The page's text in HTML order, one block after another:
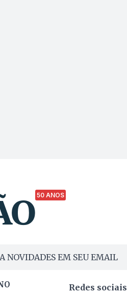
50 ANOS
NOVIDADES EM SEU EMAIL
Redes sociais